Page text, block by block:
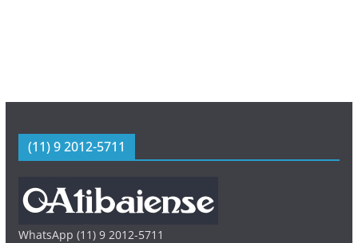
(11) 9 2012-5711
WhatsApp (11) 9 2012-5711